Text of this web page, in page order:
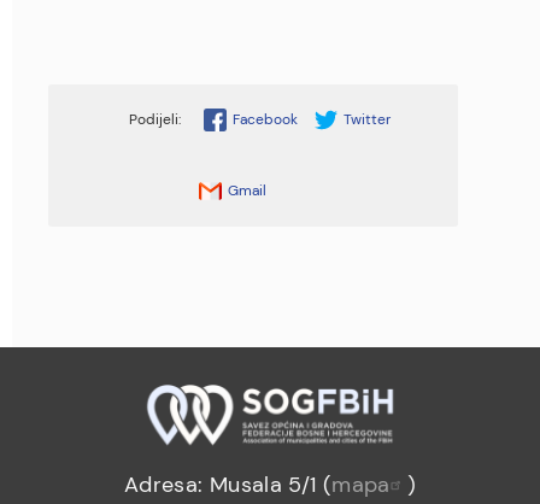
Facebook Twitter
Gmail
Adresa: Musala 5/1 (mapa
)